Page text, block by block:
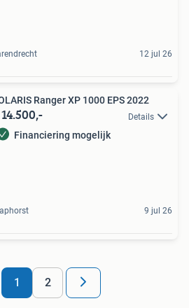
12 jul 26
Ranger XP 1000 EPS 2022
Details
Financiering mogelijk
9 jul 26
1 2